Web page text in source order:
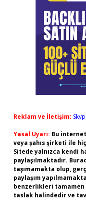
Reklam ve İletişim:
Yasal Uyarı: Bu
veya şahıs şirketi ile
Sitede yalnızca kendi
paylaşılmaktadır.
taşımamakta olup,
paylaşım
benzerlikleri
taslak halindedir ve